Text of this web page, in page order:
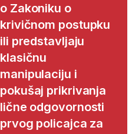
o Zakoniku o
krivičnom postupku
ili predstavljaju
klasičnu
manipulaciju i
pokušaj prikrivanja
lične odgovornosti
prvog policajca za